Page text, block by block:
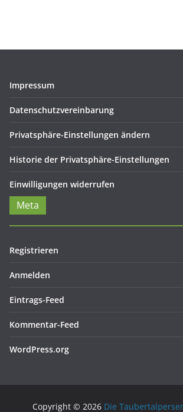
Impressum
Datenschutzvereinbarung
Privatsphäre-Einstellungen ändern
Historie der Privatsphäre-Einstellungen
Einwilligungen widerrufen
Meta
Registrieren
Anmelden
Eintrags-Feed
Kommentar-Feed
WordPress.org
Copyright © 2026 Die Taubertalperser